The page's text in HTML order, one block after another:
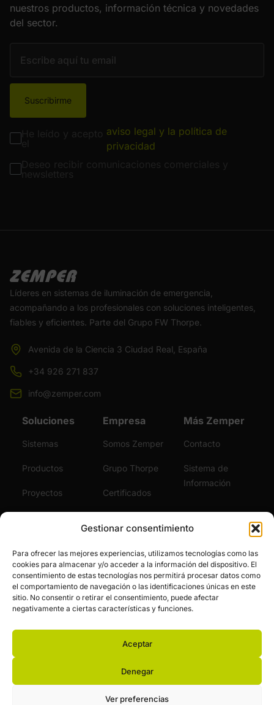
Gestionar consentimiento
Para ofrecer las mejores experiencias, utilizamos tecnologías como las
cookies para almacenar y/o acceder a la información del dispositivo. El
consentimiento de estas tecnologías nos permitirá procesar datos como
el comportamiento de navegación o las identificaciones únicas en este
sitio. No consentir o retirar el consentimiento, puede afectar
negativamente a ciertas características y funciones.
Aceptar
Denegar
Ver preferencias
nuestros productos, información técnica y novedades
del sector.
Suscribirme
aviso legal y la política de
privacidad
Líderes en sistemas de iluminación de emergencia,
acompañando a los profesionales con soluciones inteligentes,
fiables y eficientes. Parte del Grupo FW Thorpe.
Avenida de la Ciencia 3 Ciudad Real, España
+34 926 271 837
info@zemper.com
Soluciones
Sistemas
Productos
Proyectos
Empresa
Somos Zemper
Grupo Thorpe
Certificados
Únete al Equipo
Más Zemper
Contacto
Sistema de
Información
© Zemper. Todos los derechos reservados.